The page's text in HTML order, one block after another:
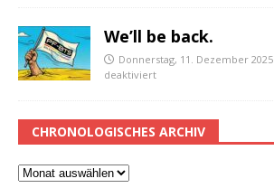
We’ll be back.
Donnerstag, 11. Dezember 2025
deaktiviert
CHRONOLOGISCHES ARCHIV